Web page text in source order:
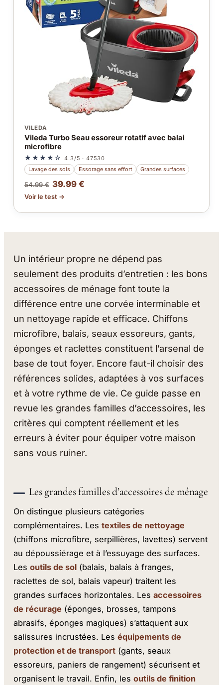
VILEDA
Vileda Turbo Seau essoreur rotatif avec balai
microfibre
★★★★☆ 4.3/5 · 47530
Lavage des sols
Essorage sans effort Grandes surfaces
54.99 € 39.99 €
Voir le test →
Un intérieur propre ne dépend pas
seulement des produits d’entretien : les bons
accessoires de ménage font toute la
différence entre une corvée interminable et
un nettoyage rapide et efficace. Chiffons
microfibre, balais, seaux essoreurs, gants,
éponges et raclettes constituent l’arsenal de
base de tout foyer. Encore faut-il choisir des
références solides, adaptées à vos surfaces
et à votre rythme de vie. Ce guide passe en
revue les grandes familles d’accessoires, les
critères qui comptent réellement et les
erreurs à éviter pour équiper votre maison
sans vous ruiner.
Les grandes familles d’accessoires de ménage
On distingue plusieurs catégories
complémentaires. Lestextiles de nettoyage
(chiffons microfibre, serpillières, lavettes) servent
au dépoussiérage et à l’essuyage des surfaces.
Lesoutils de sol (balais, balais à franges,
raclettes de sol, balais vapeur) traitent les
grandes surfaces horizontales. Lesaccessoires
de récurage (éponges, brosses, tampons
abrasifs, éponges magiques) s’attaquent aux
salissures incrustées. Leséquipements de
protection et de transport (gants, seaux
essoreurs, paniers de rangement) sécurisent et
organisent le travail. Enfin, lesoutils de finition